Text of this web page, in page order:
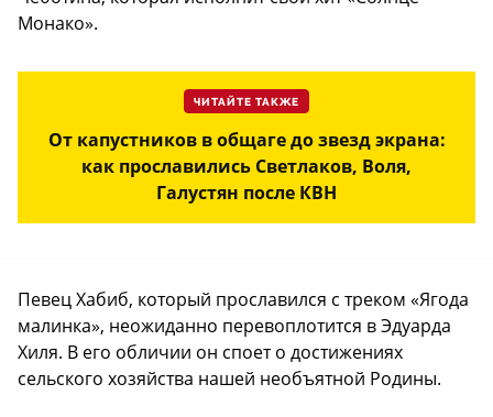
Монако».
ЧИТАЙТЕ ТАКЖЕ
От капустников в общаге до звезд экрана:
как прославились Светлаков, Воля,
Галустян после КВН
Певец Хабиб, который прославился с треком «Ягода
малинка», неожиданно перевоплотится в Эдуарда
Хиля. В его обличии он споет о достижениях
сельского хозяйства нашей необъятной Родины.